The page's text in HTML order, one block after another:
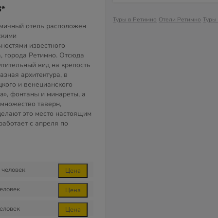
отель расположен
известного
города Ретимно. Отсюда
вид на крепость
архитектура, в
и венецианского
фонтаны и минареты, а
таверн,
это место настоящим
с апреля по
человек Цена
Цена
Цена
Туры в Ретимно Отели Ретимно